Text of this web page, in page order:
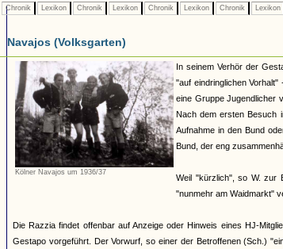
Chronik Lexikon Chronik Lexikon Chronik Lexikon Chronik Lexikon
Navajos (Volksgarten)
Kölner Navajos um 1936/37
In seinem Verhör der
"auf eindringlichen
eine Gruppe Jugendlicher
Nach dem ersten Besuch
Aufnahme in den Bund
Bund, der eng
Weil "kürzlich", so W. zur
"nunmehr am Waidmarkt"
Die Razzia findet offenbar auf Anzeige oder Hinweis eines HJ-
Gestapo vorgeführt. Der Vorwurf, so einer der Betroffenen (Sch.)